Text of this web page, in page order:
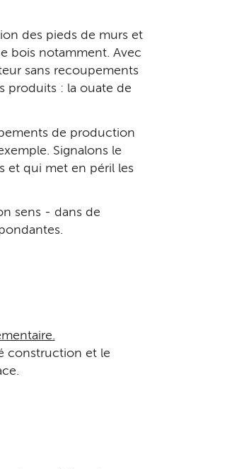
des pieds de murs et
bois notamment. Avec
sans recoupements
produits : la ouate de
de production
Signalons le
et qui met en péril les
sens - dans de
construction et le